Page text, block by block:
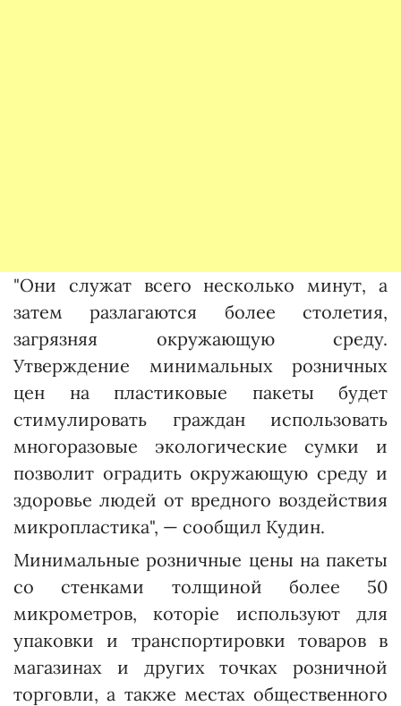
"Они служат всего несколько минут, а
затем разлагаются более столетия,
загрязняя окружающую среду.
Утверждение минимальных розничных
цен на пластиковые пакеты будет
стимулировать граждан использовать
многоразовые экологические сумки и
позволит оградить окружающую среду и
здоровье людей от вредного воздействия
микропластика", — сообщил Кудин.
Минимальные розничные цены на пакеты
со стенками толщиной более 50
микрометров, которіе используют для
упаковки и транспортировки товаров в
магазинах и других точках розничной
торговли, а также местах общественного